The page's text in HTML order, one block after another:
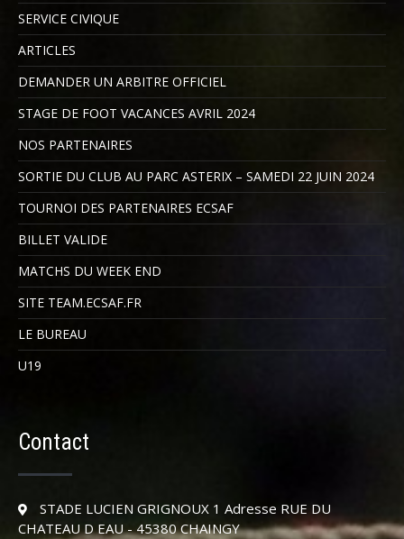
SERVICE CIVIQUE
ARTICLES
DEMANDER UN ARBITRE OFFICIEL
STAGE DE FOOT VACANCES AVRIL 2024
NOS PARTENAIRES
SORTIE DU CLUB AU PARC ASTERIX – SAMEDI 22 JUIN 2024
TOURNOI DES PARTENAIRES ECSAF
BILLET VALIDE
MATCHS DU WEEK END
SITE TEAM.ECSAF.FR
LE BUREAU
U19
Contact
STADE LUCIEN GRIGNOUX 1 Adresse RUE DU
CHATEAU D EAU - 45380 CHAINGY